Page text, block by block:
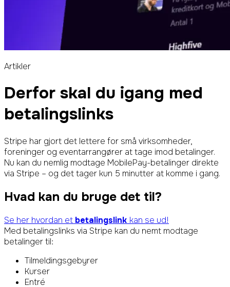
Artikler
Derfor skal du igang med
betalingslinks
Stripe har gjort det lettere for små virksomheder,
foreninger og eventarrangører at tage imod betalinger.
Nu kan du nemlig modtage MobilePay-betalinger direkte
via Stripe – og det tager kun 5 minutter at komme i gang.
Hvad kan du bruge det til?
Se her hvordan et betalingslink kan se ud!
Med betalingslinks via Stripe kan du nemt modtage
betalinger til:
Tilmeldingsgebyrer
Kurser
Entré